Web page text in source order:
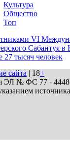
Культура
Общество
Топ
VI
Сабантуя в
27 тысяч человек
сайта | 18+
№ ФС 77 - 44486